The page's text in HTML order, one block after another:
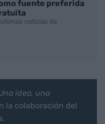
fuente preferida
noticias de
idea, una
la colaboración del